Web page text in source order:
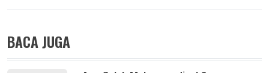
BACA JUGA